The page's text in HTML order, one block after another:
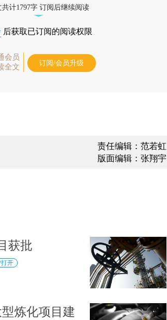
共计1797字 订阅后继续阅读
后获取已订阅的阅读权限
会员
全文
订阅/会员升级
责任编辑：范若虹
版面编辑：张翔宇
获批
开
炼化项目建